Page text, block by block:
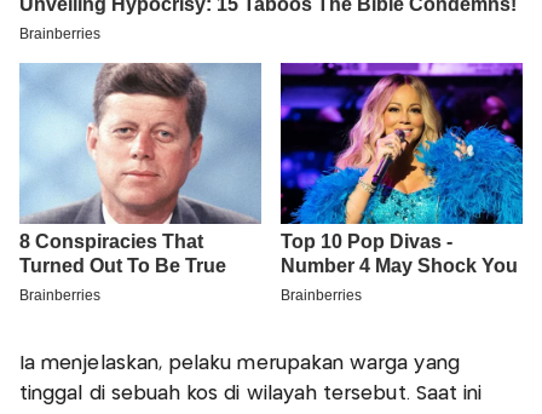
Ia menjelaskan, pelaku merupakan warga yang
tinggal di sebuah kos di wilayah tersebut. Saat ini